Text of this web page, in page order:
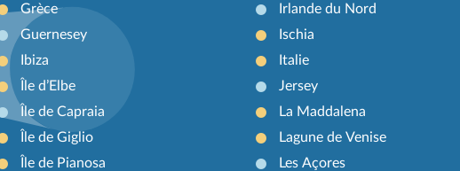
Grèce
Guernesey
Ibiza
Île d’Elbe
Île de Capraia
Île de Giglio
Île de Pianosa
Irlande du Nord
Ischia
Italie
Jersey
La Maddalena
Lagune de Venise
Les Açores